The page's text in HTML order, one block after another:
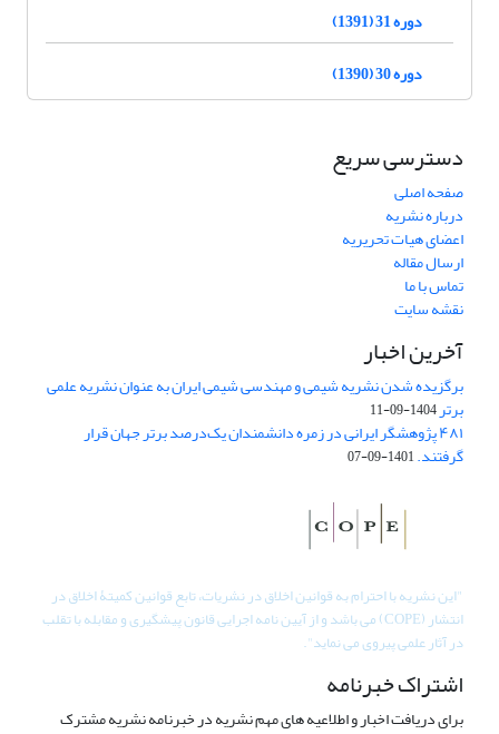
دوره 31 (1391)
دوره 30 (1390)
دسترسی سریع
صفحه اصلی
درباره نشریه
اعضای هیات تحریریه
ارسال مقاله
تماس با ما
نقشه سایت
آخرین اخبار
برگزیده شدن نشریه شیمی و مهندسی شیمی ایران به عنوان نشریه علمی
برتر1404-09-11
۴۸۱ پژوهشگر ایرانی در زمره دانشمندان یک‌درصد برتر جهان قرار
گرفتند.1401-09-07
"این نشریه با احترام به قوانین اخلاق در نشریات، تابع قوانین کمیتۀ اخلاق در
انتشار (COPE) می باشد و از آیین نامه اجرایی قانون پیشگیری و مقابله با تقلب
در آثار علمی پیروی می نماید".
اشتراک خبرنامه
برای دریافت اخبار و اطلاعیه های مهم نشریه در خبرنامه نشریه مشترک